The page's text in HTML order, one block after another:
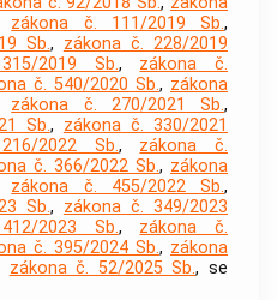
zákona č. 111/2019 Sb.,
Sb., zákona č. 228/2019
2019 Sb., zákona č.
č. 540/2020 Sb., zákona
zákona č. 270/2021 Sb.,
Sb., zákona č. 330/2021
2022 Sb., zákona č.
č. 366/2022 Sb., zákona
zákona č. 455/2022 Sb.,
Sb., zákona č. 349/2023
2023 Sb., zákona č.
č. 395/2024 Sb., zákona
zákona č. 52/2025 Sb., se